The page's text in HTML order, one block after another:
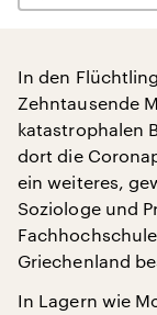
In den
Zehntausende
katastrophalen
dort die
ein weiteres,
Soziologe und
Griechenland
In Lagern wie